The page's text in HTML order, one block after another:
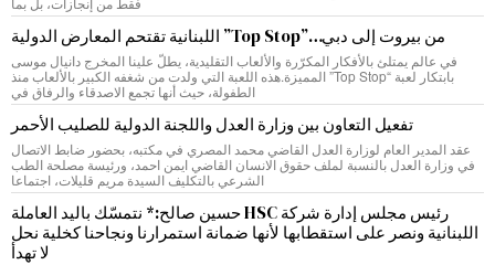
من بيروت إلى دبي…”Top Stop” اللبنانية تقتحم المعارض الدولية
في عالم يمتلئ بالأفكار المكرّرة والألعاب التقليدية، يطلّ علينا المخرج دانيال موسى
بابتكار لعبة “Top Stop” المميزة.هذه اللعبة التي ولدت من شغفه الكبير بالألعاب منذ
الطفولة، حيث أنها تجمع الاصدقاء والرفاق في
تفعيل التعاون بين وزارة العدل واللجنة الدولية للصليب الأحمر
عقد المدير العام لوزارة العدل القاضي محمد المصري في مكتبه، بحضور ضابط الاتصال
في وزارة العدل بالنسبة لملف حقوق الانسان القاضي ايمن احمد، ورئيسة مصلحة الطب
الشرعي بالتكليف السيدة مريم قليلات، اجتماعا
رئيس مجلس إدارة شركة HSC حسين صالح:* نتمسّك باليد العاملة
اللبنانية ونصر على استقطابها لأنها ضمانة استمرارنا ونجاحنا كخلية نحل
لا تهدأ